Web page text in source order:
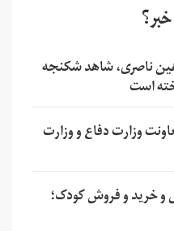
ناصری، شاهد شکنجه
است
وزارت دفاع و وزارت
خرید و فروش کودک؛